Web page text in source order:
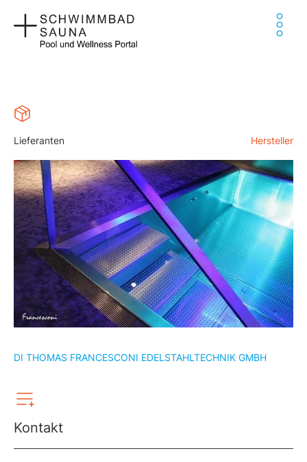
Inhalt
springen
Lieferanten Hersteller
DI THOMAS FRANCESCONI EDELSTAHLTECHNIK GMBH
Kontakt